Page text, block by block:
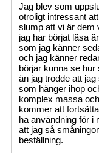
Jag blev som
otroligt intressant
slump att vi är dem
jag har börjat läsa
som jag känner
och jag känner
börjar kunna se
än jag trodde att
som hänger ihop
komplex massa
kommer att
ha användning för i
att jag så
beställning.